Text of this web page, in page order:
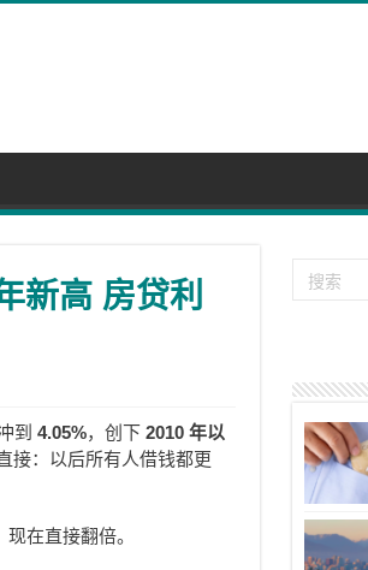
新高 房贷利
到 4.05%，创下 2010 年以
接：以后所有人借钱都更
现在直接翻倍。